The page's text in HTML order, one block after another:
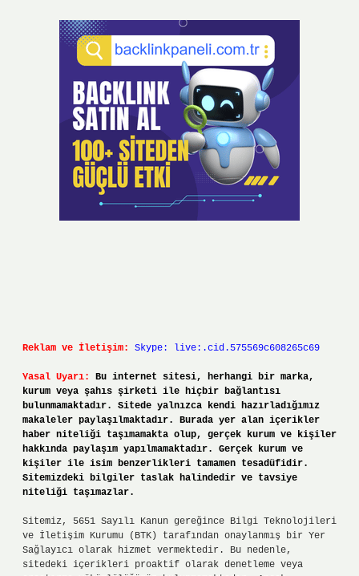
Reklam ve İletişim: Skype: live:.cid.575569c608265c69
Yasal Uyarı:
Bu internet sitesi, herhangi bir marka,
kurum veya şahıs şirketi ile hiçbir bağlantısı
bulunmamaktadır. Sitede yalnızca kendi hazırladığımız
makaleler paylaşılmaktadır. Burada yer alan içerikler
haber niteliği taşımamakta olup, gerçek kurum ve kişiler
hakkında paylaşım yapılmamaktadır. Gerçek kurum ve
kişiler ile isim benzerlikleri tamamen tesadüfidir.
Sitemizdeki bilgiler taslak halindedir ve tavsiye
niteliği taşımazlar.
Sitemiz, 5651 Sayılı Kanun gereğince Bilgi Teknolojileri
ve İletişim Kurumu (BTK) tarafından onaylanmış bir Yer
Sağlayıcı olarak hizmet vermektedir. Bu nedenle,
sitedeki içerikleri proaktif olarak denetleme veya